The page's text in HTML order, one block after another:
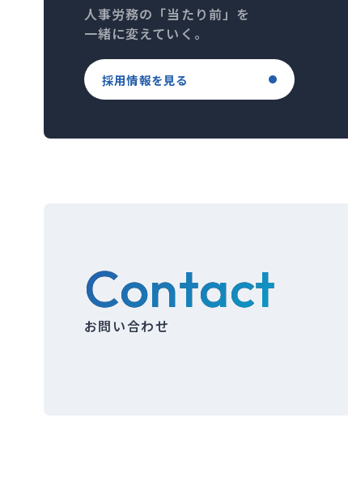
人事労務の「当たり前」を
一緒に変えていく。
採用情報を見る
Contact
お問い合わせ